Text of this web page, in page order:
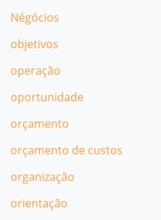
Négócios
objetivos
operação
oportunidade
orçamento
orçamento de custos
organização
orientação